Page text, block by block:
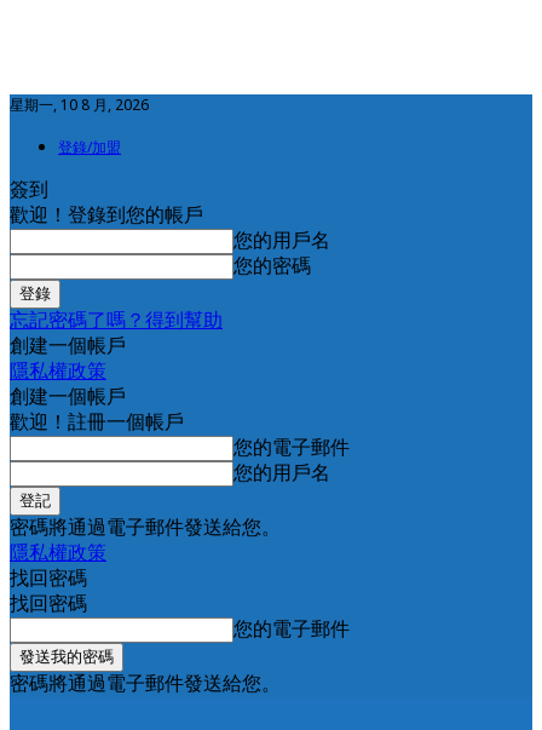
星期一, 10 8 月, 2026
登錄/加盟
簽到
歡迎！登錄到您的帳戶
您的用戶名
您的密碼
忘記密碼了嗎？得到幫助
創建一個帳戶
隱私權政策
創建一個帳戶
歡迎！註冊一個帳戶
您的電子郵件
您的用戶名
密碼將通過電子郵件發送給您。
隱私權政策
找回密碼
找回密碼
您的電子郵件
密碼將通過電子郵件發送給您。